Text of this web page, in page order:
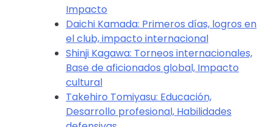
Impacto
Daichi Kamada: Primeros días, logros en
el club, impacto internacional
Shinji Kagawa: Torneos internacionales,
Base de aficionados global, Impacto
cultural
Takehiro Tomiyasu: Educación,
Desarrollo profesional, Habilidades